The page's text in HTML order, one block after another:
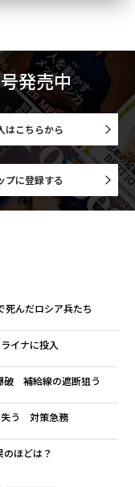
発売中
はこちらから
プに登録する
んだロシア兵たち
イナに投入
破 補給線の遮断狙う
失う 対策急務
ほどは？